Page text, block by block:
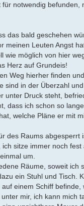
notwendig
das bald geschehen
meinen Leuten Angst
wie möglich von hier
Herz auf Grundeis!
Weg hierher finden
sind in der Überzahl
unter Druck steht,
dass ich schon so
welche Pläne er mit
des Raums
sitze immer noch fest
um.
Räume, soweit
ein Stuhl und Tisch.
einem Schiff
mir, ich kann